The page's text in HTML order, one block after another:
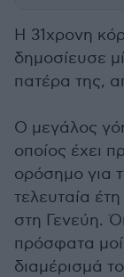
H 31χρονη
δημοσίευσε
πατέρα της,
O μεγάλος
οποίος έχει
ορόσημο για
τελευταία
στη Γενεύη.
πρόσφατα
διαμέρισμά